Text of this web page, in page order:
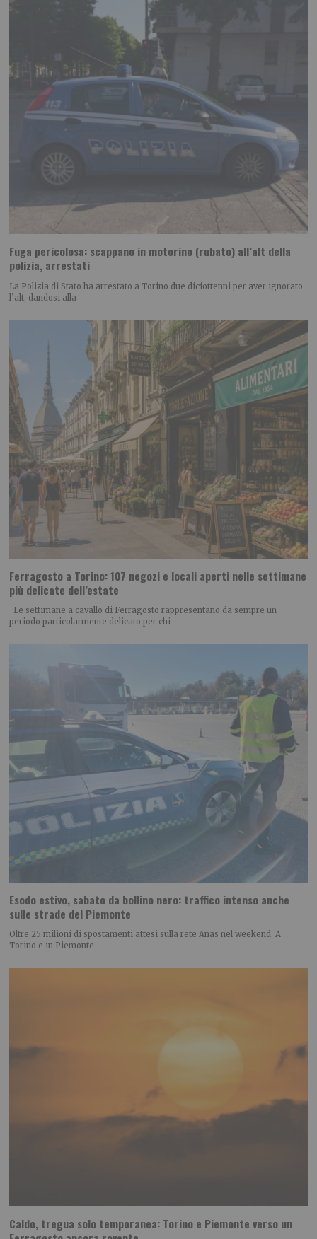
Fuga pericolosa: scappano in motorino (rubato) all’alt della
polizia, arrestati
La Polizia di Stato ha arrestato a Torino due diciottenni per aver ignorato
l’alt, dandosi alla
Ferragosto a Torino: 107 negozi e locali aperti nelle settimane
più delicate dell’estate
Le settimane a cavallo di Ferragosto rappresentano da sempre un
periodo particolarmente delicato per chi
Esodo estivo, sabato da bollino nero: traffico intenso anche
sulle strade del Piemonte
Oltre 25 milioni di spostamenti attesi sulla rete Anas nel weekend. A
Torino e in Piemonte
Caldo, tregua solo temporanea: Torino e Piemonte verso un